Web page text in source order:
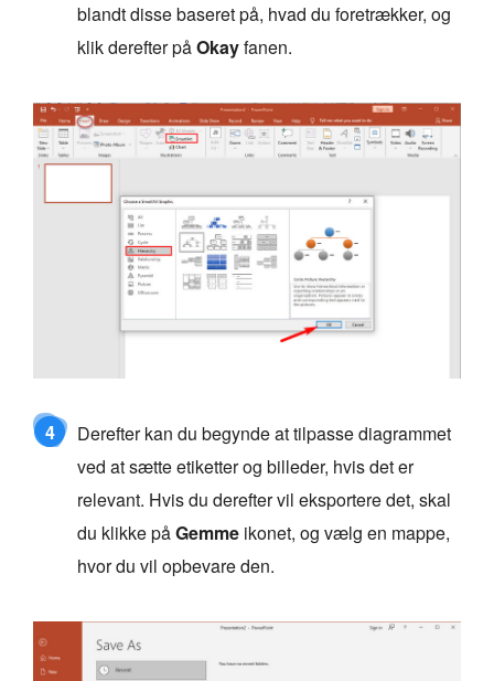
blandt disse baseret på, hvad du foretrækker, og
klik derefter påOkayfanen.
4
Derefter kan du begynde at tilpasse diagrammet
ved at sætte etiketter og billeder, hvis det er
relevant. Hvis du derefter vil eksportere det, skal
du klikke påGemme ikonet, og vælg en mappe,
hvor du vil opbevare den.